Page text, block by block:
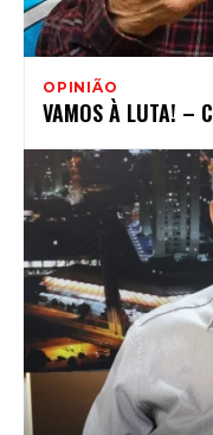
OPINIÃO
VAMOS À LUTA! –